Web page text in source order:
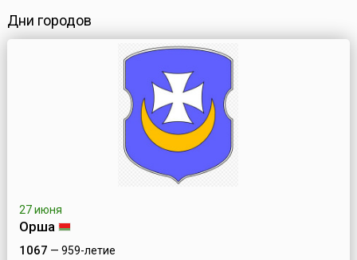
Дни городов
27 июня
Орша
1067 — 959-летие